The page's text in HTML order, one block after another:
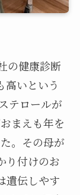
の健康診断
高いという
テロールが
まえも年を
。その母が
り付けのお
遺伝しやす